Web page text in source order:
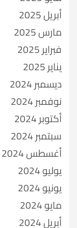
أبريل 2025
مارس 2025
فبراير 2025
يناير 2025
ديسمبر 2024
نوفمبر 2024
أكتوبر 2024
سبتمبر 2024
أغسطس 2024
يوليو 2024
يونيو 2024
مايو 2024
أبريل 2024